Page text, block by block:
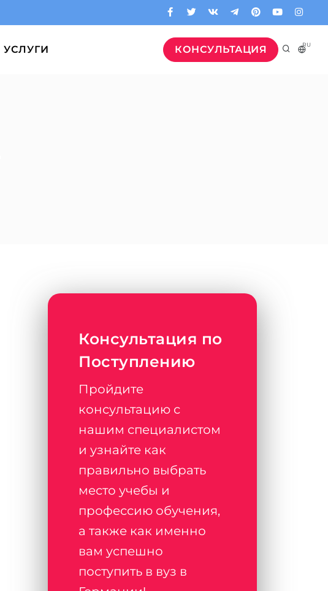
КОНСУЛЬТАЦИЯ RU
УСЛУГИ
Консультация по
Поступлению
Пройдите
консультацию с
нашим специалистом
и узнайте как
правильно выбрать
место учебы и
профессию обучения,
а также как именно
вам успешно
поступить в вуз в